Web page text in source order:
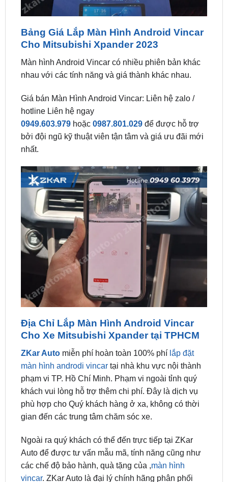
Bảng Giá Lắp Màn Hình Android Vincar
Cho Mitsubishi Xpander 2023
Màn hình Android Vincar có nhiều phiên bản khác
nhau với các tính năng và giá thành khác nhau.
Giá bán Màn Hình Android Vincar: Liên hệ zalo /
0949.603.979hoặc0987.801.029để được hỗ trợ
bởi đội ngũ kỹ thuật viên tận tâm và giá ưu đãi mới
nhất.
Địa Chỉ Lắp Màn Hình Android Vincar
Cho Xe Mitsubishi Xpander tại TPHCM
ZKar Automiễn phí hoàn toàn 100% phí lắp đặt
màn hình androdi vincar tại nhà khu vực nội thành
phạm vi TP. Hồ Chí Minh. Phạm vi ngoài tỉnh quý
khách vui lòng hỗ trợ thêm chi phí. Đây là dịch vụ
phù hợp cho Quý khách hàng ở xa, không có thời
gian đến các trung tâm chăm sóc xe.
Ngoài ra quý khách có thể đến trực tiếp tại ZKar
các chế độ bảo hành, quà tặng của ,màn hình
vincar. ZKar Auto là đại lý chính hãng phân phối
các sản phẩmmàn hình androidthông minh uy tính,
vì vậy luôn cam kết chất lượng đén người tiêu